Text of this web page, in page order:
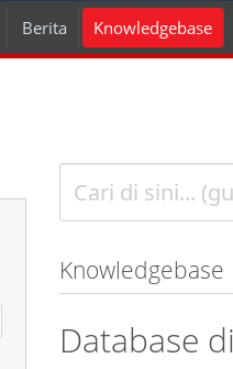
Berita Knowledgebase
Knowledgebase
Database